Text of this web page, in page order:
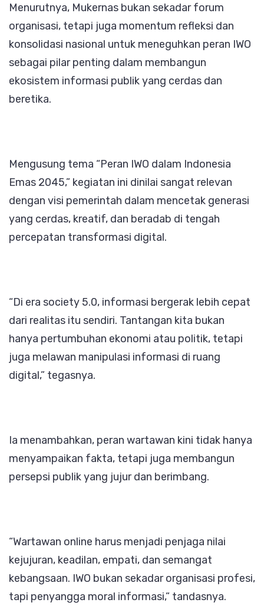
Menurutnya, Mukernas bukan sekadar forum
organisasi, tetapi juga momentum refleksi dan
konsolidasi nasional untuk meneguhkan peran IWO
sebagai pilar penting dalam membangun
ekosistem informasi publik yang cerdas dan
beretika.
Mengusung tema “Peran IWO dalam Indonesia
Emas 2045,” kegiatan ini dinilai sangat relevan
dengan visi pemerintah dalam mencetak generasi
yang cerdas, kreatif, dan beradab di tengah
percepatan transformasi digital.
“Di era society 5.0, informasi bergerak lebih cepat
dari realitas itu sendiri. Tantangan kita bukan
hanya pertumbuhan ekonomi atau politik, tetapi
juga melawan manipulasi informasi di ruang
digital,” tegasnya.
Ia menambahkan, peran wartawan kini tidak hanya
menyampaikan fakta, tetapi juga membangun
persepsi publik yang jujur dan berimbang.
“Wartawan online harus menjadi penjaga nilai
kejujuran, keadilan, empati, dan semangat
kebangsaan. IWO bukan sekadar organisasi profesi,
tapi penyangga moral informasi,” tandasnya.